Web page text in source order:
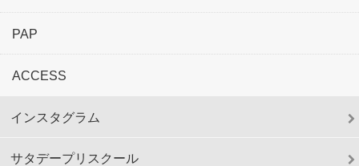
PAP
ACCESS
インスタグラム
サタデープリスクール